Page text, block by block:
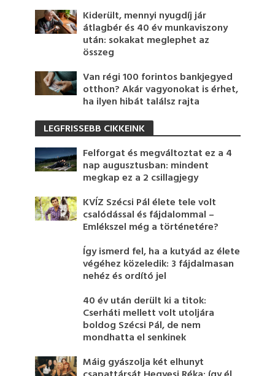
Kiderült, mennyi nyugdíj jár
átlagbér és 40 év munkaviszony
után: sokakat meglephet az
összeg
Van régi 100 forintos bankjegyed
otthon? Akár vagyonokat is érhet,
ha ilyen hibát találsz rajta
LEGFRISSEBB CIKKEINK
Felforgat és megváltoztat ez a 4
nap augusztusban: mindent
megkap ez a 2 csillagjegy
KVÍZ Szécsi Pál élete tele volt
csalódással és fájdalommal –
Emlékszel még a történetére?
Így ismerd fel, ha a kutyád az élete
végéhez közeledik: 3 fájdalmasan
nehéz és ordító jel
40 év után derült ki a titok:
Cserháti mellett volt utoljára
boldog Szécsi Pál, de nem
mondhatta el senkinek
Máig gyászolja két elhunyt